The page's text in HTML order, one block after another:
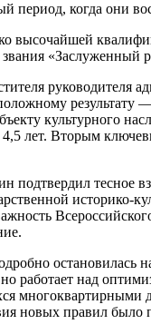
период, когда они
высочайшей
«Заслуженный
руководителя
культурного
лет. Вторым
подтвердил тесное
историко-
остановилась
работает над
многоквартирными
новых правил